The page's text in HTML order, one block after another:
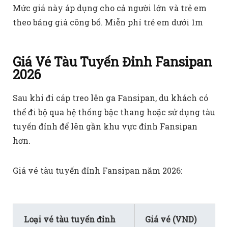
Mức giá này áp dụng cho cả người lớn và trẻ em
theo bảng giá công bố. Miễn phí trẻ em dưới 1m
Giá Vé Tàu Tuyến Đỉnh Fansipan
2026
Sau khi đi cáp treo lên ga Fansipan, du khách có
thể đi bộ qua hệ thống bậc thang hoặc sử dụng tàu
tuyến đỉnh để lên gần khu vực đỉnh Fansipan
hơn.
Giá vé tàu tuyến đỉnh Fansipan năm 2026:
Loại vé tàu tuyến đỉnh Giá vé (VND)